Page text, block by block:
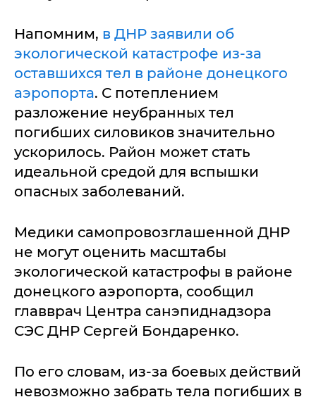
Напомним, в ДНР заявили об
экологической катастрофе из-за
оставшихся тел в районе донецкого
аэропорта. С потеплением
разложение неубранных тел
погибших силовиков значительно
ускорилось. Район может стать
идеальной средой для вспышки
опасных заболеваний.
Медики самопровозглашенной ДНР
не могут оценить масштабы
экологической катастрофы в районе
донецкого аэропорта, сообщил
главврач Центра санэпиднадзора
СЭС ДНР Сергей Бондаренко.
По его словам, из-за боевых действий
невозможно забрать тела погибших в